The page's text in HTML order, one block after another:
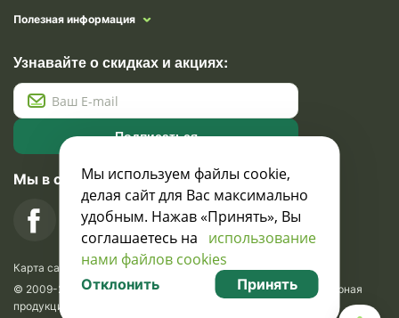
Полезная информация
Узнавайте о скидках и акциях:
Подписаться
Мы в социальных сетях
Карта сайта
© 2009-2026 Krasavik.by. Сувениры оптом. Рекламно-сувенирная
продукция и сувениры с логотипом. УНН 100873745, ООО
Мы используем файлы cookie,
делая сайт для Вас максимально
удобным. Нажав «Принять», Вы
соглашаетесь на использование
нами файлов cookies
Отклонить Принять